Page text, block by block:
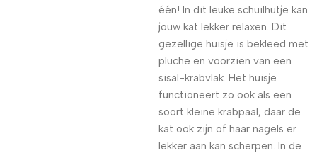
één! In dit leuke schuilhutje kan
jouw kat lekker relaxen. Dit
gezellige huisje is bekleed met
pluche en voorzien van een
sisal-krabvlak. Het huisje
functioneert zo ook als een
soort kleine krabpaal, daar de
kat ook zijn of haar nagels er
lekker aan kan scherpen. In de